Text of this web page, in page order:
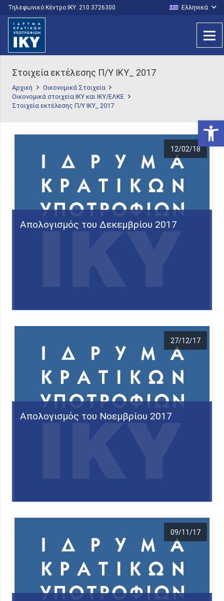
Τηλεφωνικό Κέντρο IKY: 210 3726300 Ελληνικά
Στοιχεία εκτέλεσης Π/Υ ΙΚΥ_ 2017
Αρχική
Οικονομικά Στοιχεία
Οικονομικά στοιχεία ΙΚΥ και ΙΚΥ/ΕΛΚΕ
Στοιχεία εκτέλεσης Π/Υ ΙΚΥ_ 2017
12/02/18
Απολογισμός του Δεκεμβρίου 2017
27/12/17
Απολογισμός του Νοεμβρίου 2017
09/11/17